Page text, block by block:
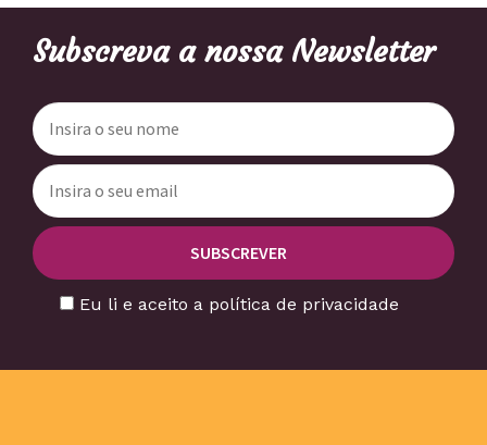
Subscreva a nossa Newsletter
Eu li e aceito a política de privacidade